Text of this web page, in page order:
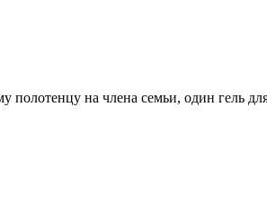
полотенцу на члена семьи, один гель